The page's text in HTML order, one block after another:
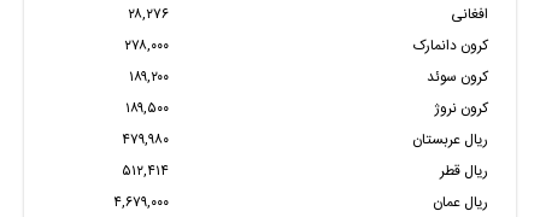
افغانی
۲۸,۲۷۶
کرون دانمارک
۲۷۸,۰۰۰
کرون سوئد
۱۸۹,۲۰۰
کرون نروژ
۱۸۹,۵۰۰
ریال عربستان
۴۷۹,۹۸۰
ریال قطر
۵۱۲,۴۱۴
ریال عمان
۴,۶۷۹,۰۰۰